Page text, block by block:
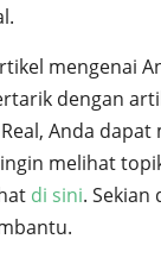
mengenai
dengan
Anda dapat
melihat
di sini. Sekian